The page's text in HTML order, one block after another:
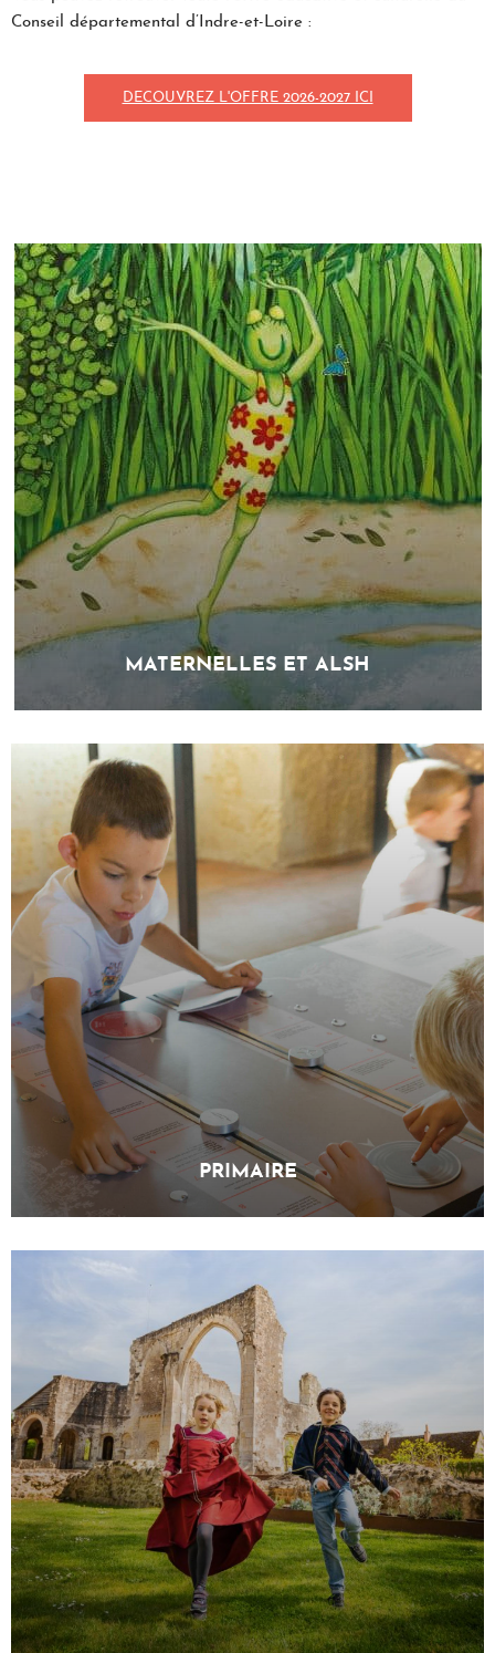
Conseil départemental d’Indre-et-Loire :
DECOUVREZ L'OFFRE 2026-2027 ICI
MATERNELLES ET ALSH
PRIMAIRE